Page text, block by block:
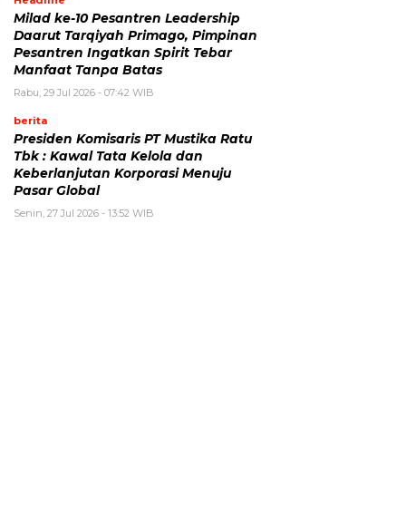
Milad ke-10 Pesantren Leadership
Daarut Tarqiyah Primago, Pimpinan
Pesantren Ingatkan Spirit Tebar
Manfaat Tanpa Batas
Rabu, 29 Jul 2026 - 07:42 WIB
berita
Presiden Komisaris PT Mustika Ratu
Tbk : Kawal Tata Kelola dan
Keberlanjutan Korporasi Menuju
Pasar Global
Senin, 27 Jul 2026 - 13:52 WIB